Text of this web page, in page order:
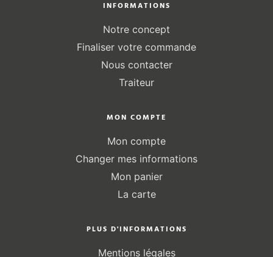
INFORMATIONS
Notre concept
Finaliser votre commande
Nous contacter
Traiteur
MON COMPTE
Mon compte
Changer mes informations
Mon panier
La carte
PLUS D'INFORMATIONS
Mentions légales